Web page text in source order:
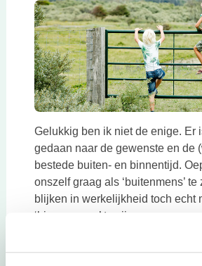
Gelukkig ben ik niet de enige. Er
gedaan naar de gewenste en de
bestede buiten- en binnentijd.
onszelf graag als ‘buitenmens’ te
blijken in werkelijkheid toch echt
‘binnenmens’ te zijn.
En omdat maar liefst 67% (!) van